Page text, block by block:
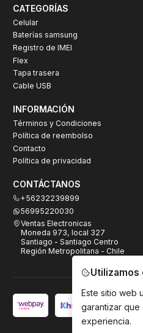
CATEGORÍAS
Celular
Baterías samsung
Registro de IMEI
Flex
Tapa trasera
Cable USB
INFORMACIÓN
Términos y Condiciones
Política de reembolso
Contacto
Política de privacidad
CONTÁCTANOS
+56232239899
56995220030
Ventas Electronicas
Moneda 973, local 327
Santiago - Santiago Centro
Región Metropolitana - Chile
Utilizamos
Este sitio web
garantizar que
experiencia.